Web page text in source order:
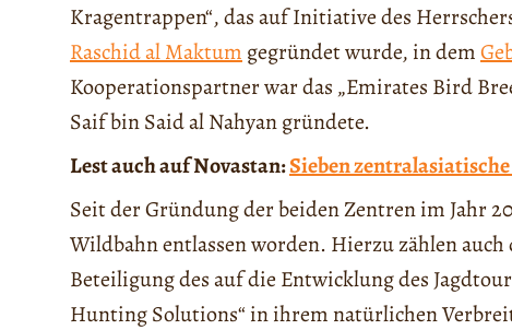
Kragentrappen“, das auf Initiative des
Raschid al Maktum gegründet wurde, in dem
Kooperationspartner war das „Emirates Bird
Saif bin Said al Nahyan gründete.
Lest auch auf Novastan:Sieben
Seit der Gründung der beiden Zentren im Jahr
Wildbahn entlassen worden. Hierzu zählen
Beteiligung des auf die Entwicklung des
Hunting Solutions“ in ihrem natürlichen